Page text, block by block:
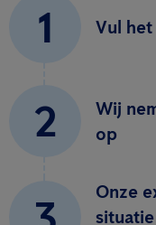
1 Vul
2
Wij
op
Onze